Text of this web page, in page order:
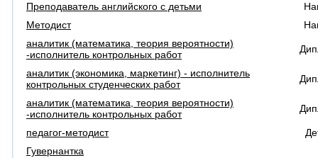
Преподаватель английского с детьми
Методист
аналитик (математика, теория вероятности)
-исполнитель контрольных работ
аналитик (экономика, маркетинг) - исполнитель
контрольных студенческих работ
аналитик (математика, теория вероятности)
-исполнитель контрольных работ
педагог-методист
Гувернантка